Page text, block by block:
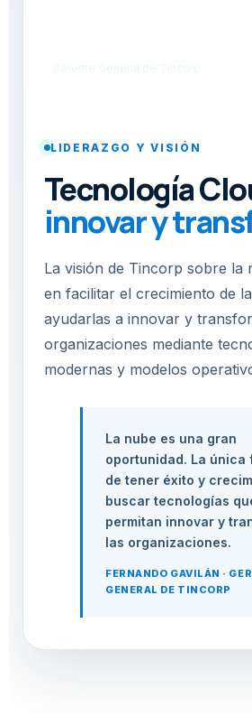
LIDERAZGO Y VISIÓN
Tecnología
innovar y
La visión de Tincorp sobre la
en facilitar el crecimiento de
ayudarlas a innovar y
organizaciones mediante
modernas y modelos
La nube es una gran
oportunidad. La única
de tener éxito y
buscar tecnologías
permitan innovar y
las organizaciones.
FERNANDO GAVILÁN ·
GENERAL DE TINCORP